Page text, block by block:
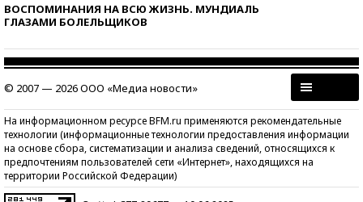
ВОСПОМИНАНИЯ НА ВСЮ ЖИЗНЬ. МУНДИАЛЬ
ГЛАЗАМИ БОЛЕЛЬЩИКОВ
© 2007 — 2026 ООО «Медиа новости»
На информационном ресурсе BFM.ru применяются рекомендательные
технологии (информационные технологии предоставления информации
на основе сбора, систематизации и анализа сведений, относящихся к
предпочтениям пользователей сети «Интернет», находящихся на
территории Российской Федерации)